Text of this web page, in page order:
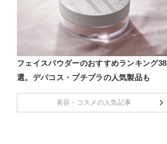
フェイスパウダーのおすすめランキング38
選。デパコス・プチプラの人気製品も
美容・コスメの人気記事